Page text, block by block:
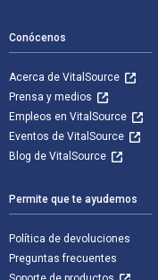
Conócenos
Acerca de VitalSource
Prensa y medios
Empleos en VitalSource
Eventos de VitalSource
Blog de VitalSource
Permite que te ayudemos
Política de devoluciones
Preguntas frecuentes